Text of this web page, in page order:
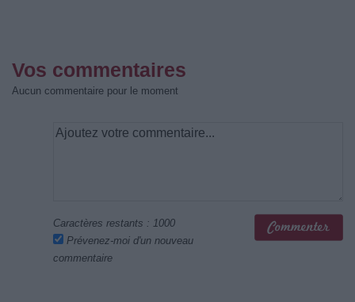
Vos commentaires
Aucun commentaire pour le moment
Caractères restants : 1000
Prévenez-moi d'un nouveau
commentaire